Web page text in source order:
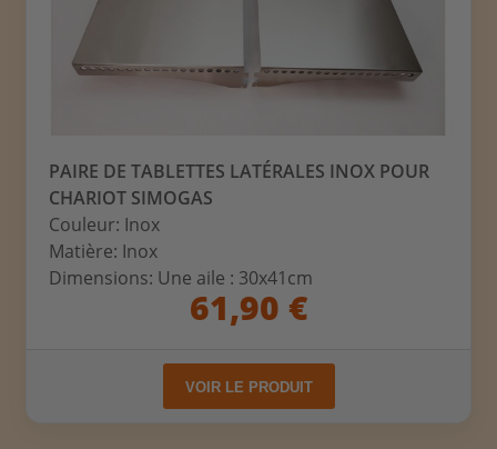
PAIRE DE TABLETTES LATÉRALES INOX POUR
CHARIOT SIMOGAS
Couleur: Inox
Matière: Inox
Dimensions: Une aile : 30x41cm
61,90 €
VOIR LE PRODUIT